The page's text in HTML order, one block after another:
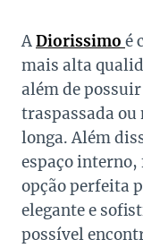
ADiorissimo é
mais alta
além de
traspassada ou
longa. Além
espaço interno,
opção perfeita
elegante e
possível